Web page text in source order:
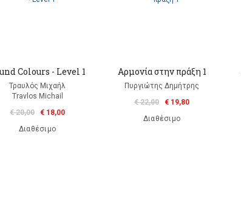
Colours - Level 1
Τραυλός Μιχαήλ
Travlos Michail
€ 20,00
€ 18,00
Διαθέσιμο
Αρμονία στην πράξη 1
Πυργιώτης Δημήτρης
€ 22,00
€ 19,80
Διαθέσιμο